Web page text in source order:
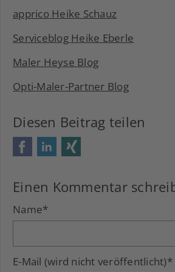
apprico Heike Schauz
Serviceblog Heike Eberle
Maler Heyse Blog
Opti-Maler-Partner Blog
Diesen Beitrag teilen
FacebookLinkedIn
Einen Kommentar
Name*
E-Mail (wird nicht veröffentlicht)*